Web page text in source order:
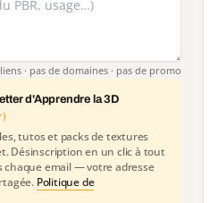
· pas de domaines · pas de promo
d'Apprendre la 3D
tutos et packs de textures
Désinscription en un clic à tout
chaque email — votre adresse
Politique de